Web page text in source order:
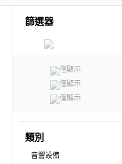
篩選器
僅顯示
僅顯示
僅顯示
類別
音響設備